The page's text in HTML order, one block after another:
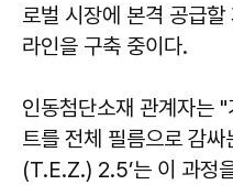
로벌 시장에 본격 공급
라인을 구축 중이다.
인동첨단소재 관계자는
트를 전체 필름으로 감싸
(T.E.Z.) 2.5’는 이 과정